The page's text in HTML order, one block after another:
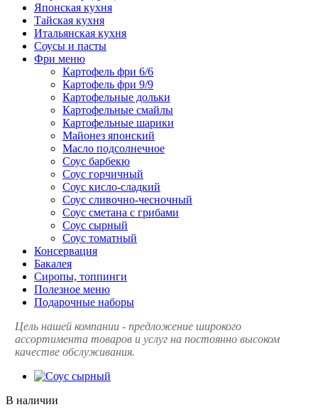
Японская кухня
Тайская кухня
Итальянская кухня
Соусы и пасты
Фри меню
Картофель фри 6/6
Картофель фри 9/9
Картофельные дольки
Картофельные смайлы
Картофельные шарики
Майонез японский
Масло подсолнечное
Соус барбекю
Соус горчичный
Соус кисло-сладкий
Соус сливочно-чесночный
Соус сметана с грибами
Соус сырный
Соус томатный
Консервация
Бакалея
Сиропы, топпинги
Полезное меню
Подарочные наборы
Цель нашей компании - предложение широкого
ассортимента товаров и услуг на постоянно высоком
качестве обслуживания.
В наличии